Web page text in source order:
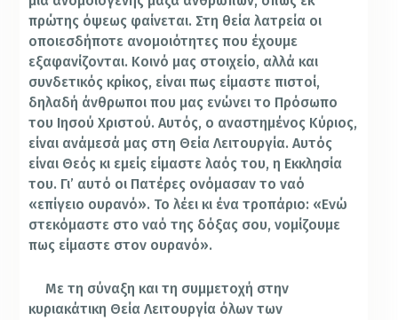
πρώτης όψεως φαίνεται. Στη θεία λατρεία οι
οποιεσδήποτε ανομοιότητες που έχουμε
εξαφανίζονται. Κοινό μας στοιχείο, αλλά και
συνδετικός κρίκος, είναι πως είμαστε πιστοί,
δηλαδή άνθρωποι που μας ενώνει το Πρόσωπο
του Ιησού Χριστού. Αυτός, ο αναστημένος Κύριος,
είναι ανάμεσά μας στη Θεία Λειτουργία. Αυτός
είναι Θεός κι εμείς είμαστε λαός του, η Εκκλησία
του. Γι’ αυτό οι Πατέρες ονόμασαν το ναό
«επίγειο ουρανό». Το λέει κι ένα τροπάριο: «Ενώ
στεκόμαστε στο ναό της δόξας σου, νομίζουμε
πως είμαστε στον ουρανό».
Με τη σύναξη και τη συμμετοχή στην
κυριακάτικη Θεία Λειτουργία όλων των